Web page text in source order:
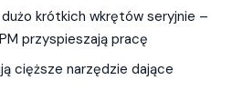
krótkich wkrętów seryjnie –
przyspieszają pracę
cięższe narzędzie dające